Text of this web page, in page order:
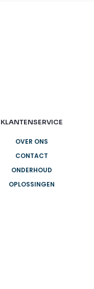
KLANTENSERVICE
OVER ONS
CONTACT
ONDERHOUD
OPLOSSINGEN